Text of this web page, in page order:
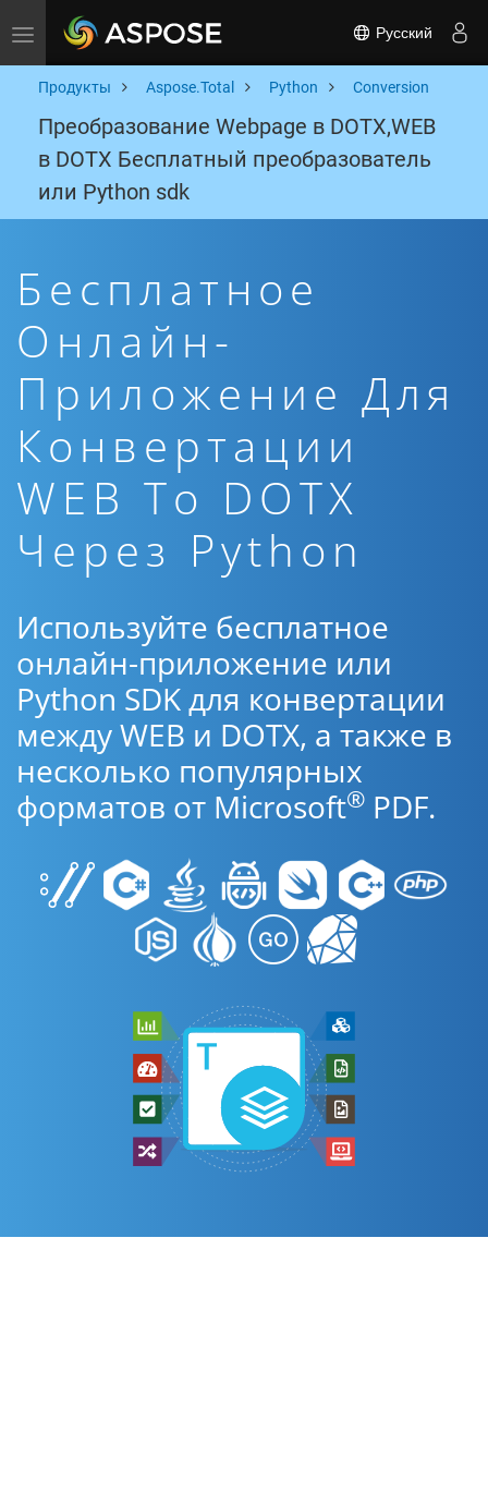
Toggle navigation Русский
Продукты Aspose.Total Python Conversion
Преобразование Webpage в DOTX,WEB
в DOTX Бесплатный преобразователь
или Python sdk
Бесплатное
Онлайн-
Приложение Для
Конвертации
WEB To DOTX
Через Python
Используйте бесплатное
онлайн-приложение или
Python SDK для конвертации
между WEB и DOTX, а также в
несколько популярных
форматов от Microsoft® PDF.